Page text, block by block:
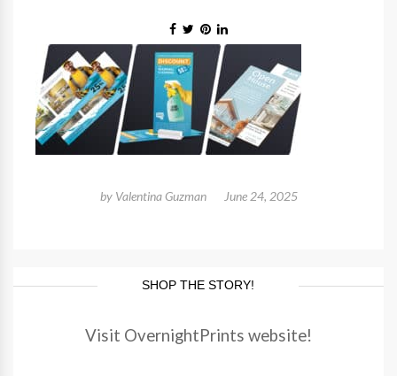
by Valentina Guzman June 24, 2025
SHOP THE STORY!
Visit OvernightPrints website!